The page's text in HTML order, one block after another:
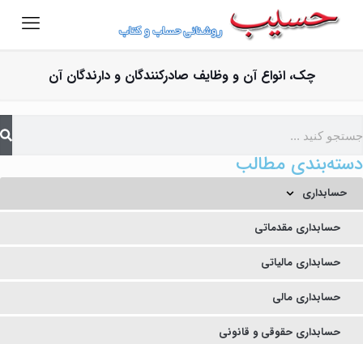
چک، انواع آن و وظایف صادرکنندگان و دارندگان آن
دسته‌بندی مطالب
حسابداری
حسابداری مقدماتی
حسابداری مالیاتی
حسابداری مالی
حسابداری حقوقی و قانونی